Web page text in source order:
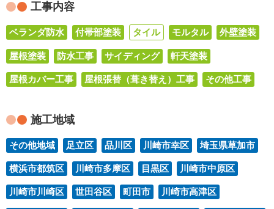
工事内容
ベランダ防水 付帯部塗装 タイル モルタル 外壁塗装
屋根塗装 防水工事 サイディング 軒天塗装
屋根カバー工事 屋根張替（葺き替え）工事 その他工事
施工地域
その他地域 足立区 品川区 川崎市幸区 埼玉県草加市
横浜市都筑区 川崎市多摩区 目黒区 川崎市中原区
川崎市川崎区 世田谷区 町田市 川崎市高津区